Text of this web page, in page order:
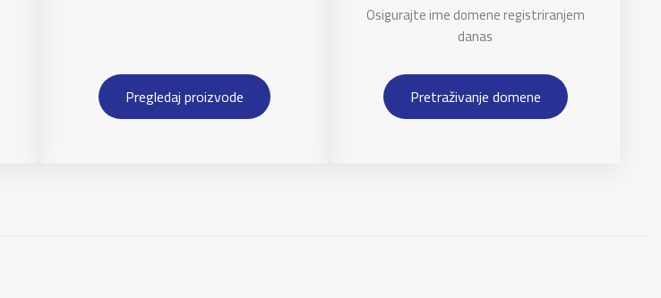
Pregledaj proizvode
Osigurajte ime domene registriranjem
danas
Pretraživanje domene